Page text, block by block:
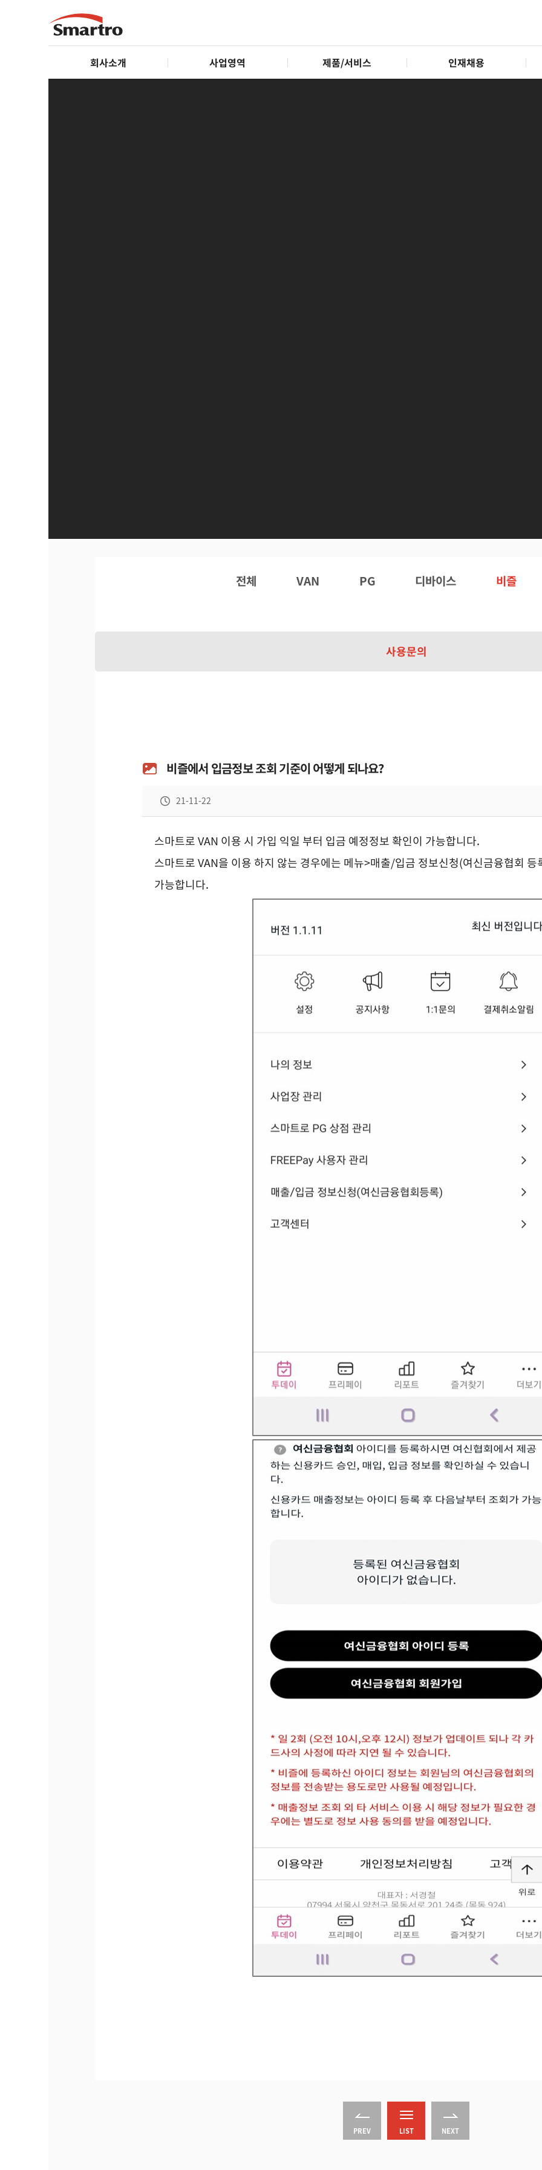
회사소개 사업영역 제품/서비스 인재채용
전체 VAN PG 디바이스 비즐
사용문의
비즐에서 입금정보 조회 기준이 어떻게 되나요?
21-11-22
스마트로 VAN 이용 시 가입 익일 부터 입금 예정정보 확인이 가능합니다.
스마트로 VAN을 이용 하지 않는 경우에는 메뉴>매출/입금 정보신청(여신금융협회 등
가능합니다.
PREV LIST NEXT